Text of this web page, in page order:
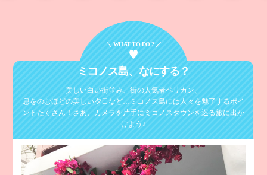
＼ WHAT TO DO ? ／
ミコノス島、なにする？
美しい白い街並み、街の人気者ペリカン、
息をのむほどの美しい夕日など…ミコノス島には人々を魅了するポイ
ントたくさん！さあ、カメラを片手にミコノスタウンを巡る旅に出か
けよう♪